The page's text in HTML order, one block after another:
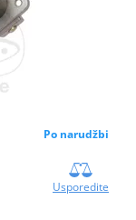
Po narudžbi
Usporedite